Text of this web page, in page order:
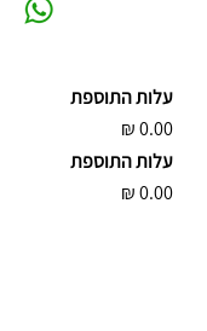
עלות התוספת
0.00
₪
עלות התוספת
0.00
₪